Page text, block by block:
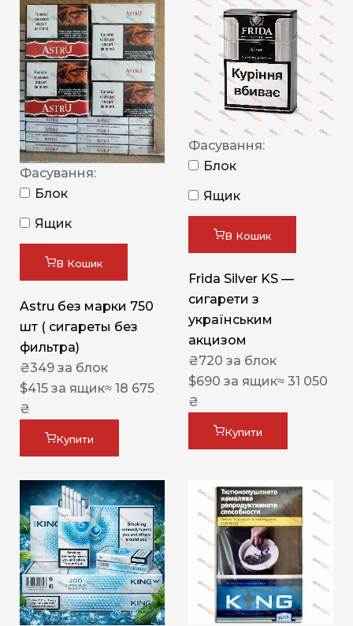
Фасування:
Блок
Ящик
В Кошик
Astru без марки 750
шт ( сигареты без
фильтра)
₴349 за блок
$415 за ящик≈ 18 675
₴
Купити
Фасування:
Блок
Ящик
В Кошик
Frida Silver KS —
сигарети з
українським
акцизом
₴720 за блок
$690 за ящик≈ 31 050
₴
Купити